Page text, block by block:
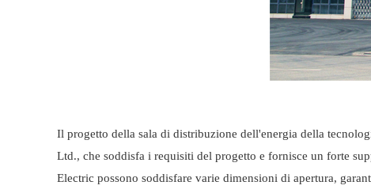
Il progetto della sala di distribuzione dell'energia della
Ltd., che soddisfa i requisiti del progetto e fornisce un forte
Electric possono soddisfare varie dimensioni di apertura,